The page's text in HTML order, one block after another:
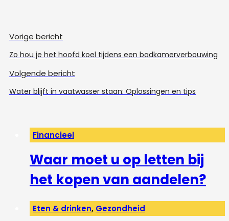
Vorige bericht
Zo hou je het hoofd koel tijdens een badkamerverbouwing
Volgende bericht
Water blijft in vaatwasser staan: Oplossingen en tips
Financieel
Waar moet u op letten bij
het kopen van aandelen?
Eten & drinken, Gezondheid